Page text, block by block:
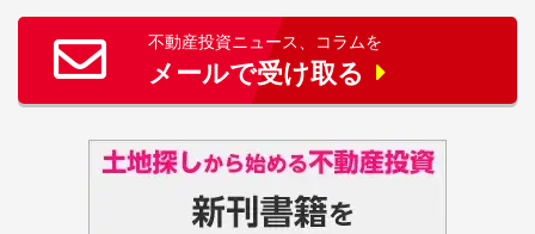
不動産投資ニュース、コラムを
メールで受け取る